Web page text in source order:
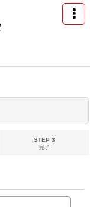
STEP 3
完了